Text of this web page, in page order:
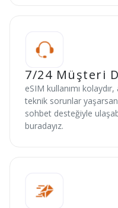
7/24 Müşteri
eSIM kullanımı
teknik sorunlar
sohbet desteğiyle
buradayız.